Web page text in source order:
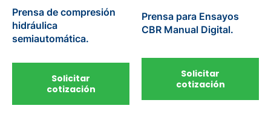
Prensa de compresión
hidráulica
semiautomática.
Solicitar
cotización
Prensa para Ensayos
CBR Manual Digital.
Solicitar
cotización